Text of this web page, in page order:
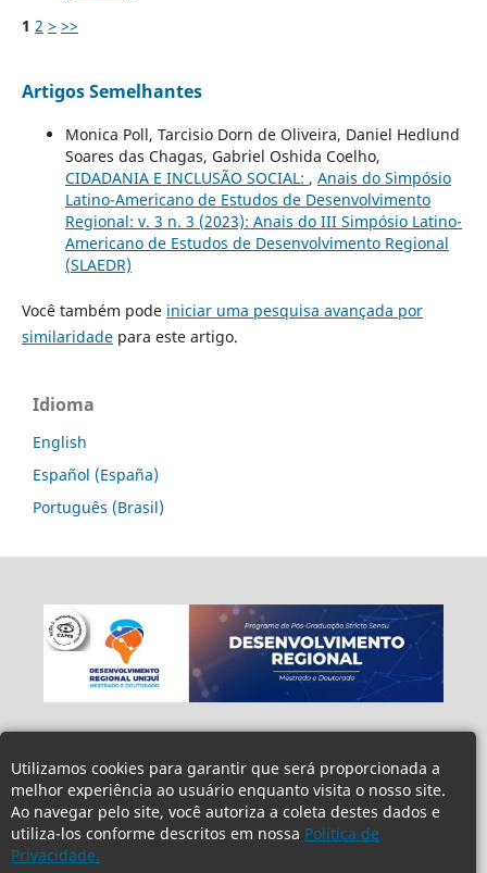
Utilizamos cookies para garantir que será proporcionada a
melhor experiência ao usuário enquanto visita o nosso site.
Ao navegar pelo site, você autoriza a coleta destes dados e
utiliza-los conforme descritos em nossa Política de
Privacidade.
1 2 > >>
Artigos Semelhantes
Monica Poll, Tarcisio Dorn de Oliveira, Daniel Hedlund
Soares das Chagas, Gabriel Oshida Coelho,
CIDADANIA E INCLUSÃO SOCIAL: , Anais do Simpósio
Latino-Americano de Estudos de Desenvolvimento
Regional: v. 3 n. 3 (2023): Anais do III Simpósio Latino-
Americano de Estudos de Desenvolvimento Regional
(SLAEDR)
Você também pode iniciar uma pesquisa avançada por
similaridadepara este artigo.
Idioma
English
Español (España)
Português (Brasil)